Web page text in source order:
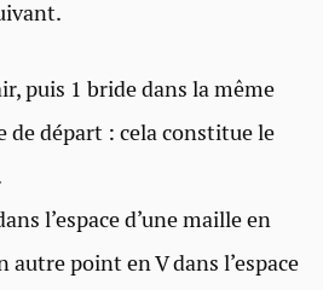
puis 1 bride dans la même
de départ : cela constitue le
l’espace d’une maille en
autre point en V dans l’espace